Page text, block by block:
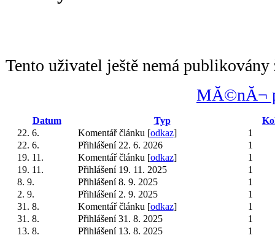
Tento uživatel ještě nemá publikovány
MĂ©nĂ¬
Datum Typ
22. 6.
Komentář článku [odkaz]
1
22. 6.
Přihlášení 22. 6. 2026
1
19. 11.
Komentář článku [odkaz]
1
19. 11.
Přihlášení 19. 11. 2025
1
8. 9.
Přihlášení 8. 9. 2025
1
2. 9.
Přihlášení 2. 9. 2025
1
31. 8.
Komentář článku [odkaz]
1
31. 8.
Přihlášení 31. 8. 2025
1
13. 8.
Přihlášení 13. 8. 2025
1